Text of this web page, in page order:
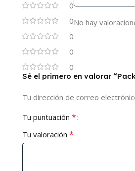
0
0
0
0
0
No hay
Sé el primero en valorar
Tu dirección de correo
Tu puntuación *
Tu valoración *